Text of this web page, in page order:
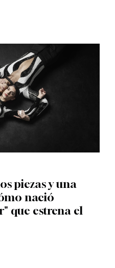
piezas y una
nació
que estrena el